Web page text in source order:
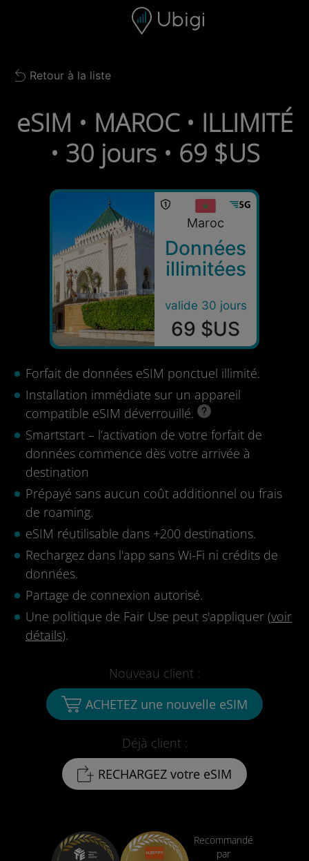
Barre de navigation Bas de page
Back to list
Retour à la liste
eSIM • MAROC • ILLIMITÉ
• 30 jours • 69 $US
Maroc
Données
illimitées
valide 30 jours
69 $US
Forfait de données eSIM ponctuel illimité.
Installation immédiate sur un appareil
compatible eSIM déverrouillé.
Smartstart – l’activation de votre forfait de
données commence dès votre arrivée à
destination
Prépayé sans aucun coût additionnel ou frais
de roaming.
eSIM réutilisable dans +200 destinations.
Rechargez dans l'app sans Wi-Fi ni crédits de
données.
Partage de connexion autorisé.
Une politique de Fair Use peut s'appliquer (voir
détails).
Déjà client :
RECHARGEZ votre eSIM
Nouveau client :
ACHETEZ une nouvelle eSIM
Recommandé
par